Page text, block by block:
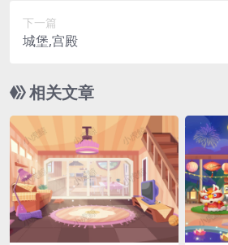
下一篇
城堡,宫殿
相关文章